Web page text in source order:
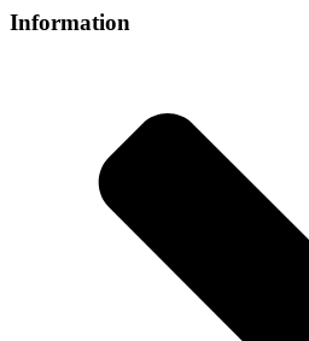
Information